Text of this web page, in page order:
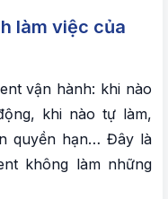
làm việc của
vận hành: khi nào
khi nào tự làm,
quyền hạn… Đây là
không làm những